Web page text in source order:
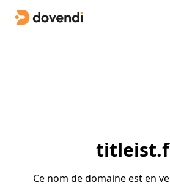
Ce nom de domaine est en